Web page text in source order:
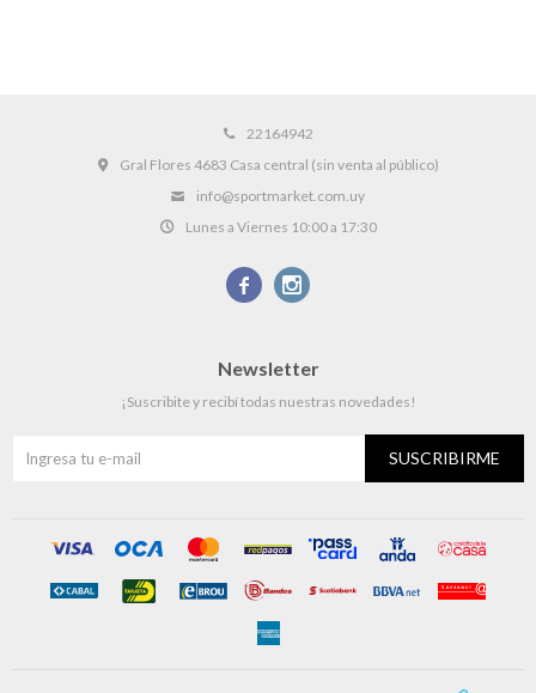
22164942
Gral Flores 4683 Casa central (sin venta al público)
info@sportmarket.com.uy
Lunes a Viernes 10:00 a 17:30
 
Newsletter
¡Suscribite y recibí todas nuestras novedades!
SUSCRIBIRME